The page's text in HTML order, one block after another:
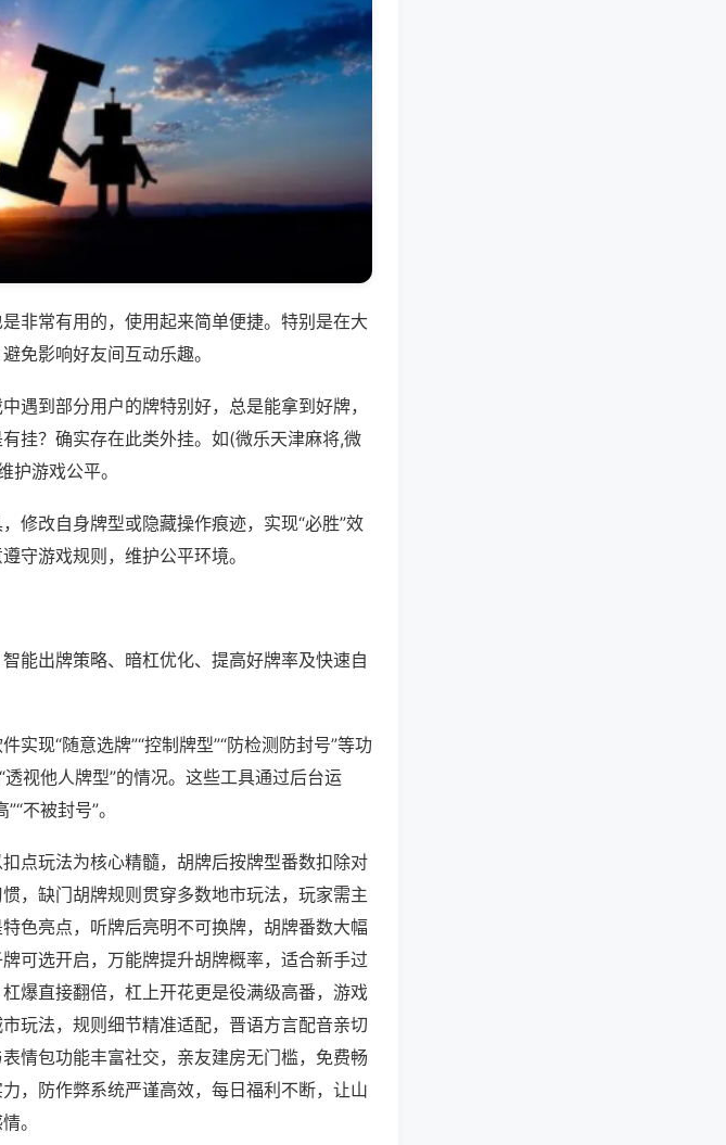
非常有用的，使用起来简单便捷。特别是在大
免影响好友间互动乐趣。
遇到部分用户的牌特别好，总是能拿到好牌，
挂？确实存在此类外挂。如(微乐天津麻将,微
游戏公平。
修改自身牌型或隐藏操作痕迹，实现“必胜”效
守游戏规则，维护公平环境。
能出牌策略、暗杠优化、提高好牌率及快速自
现“随意选牌”“控制牌型”“防检测防封号”等功
视他人牌型”的情况。这些工具通过后台运
不被封号”。
点玩法为核心精髓，胡牌后按牌型番数扣除对
，缺门胡牌规则贯穿多数地市玩法，玩家需主
色亮点，听牌后亮明不可换牌，胡牌番数大幅
可选开启，万能牌提升胡牌概率，适合新手过
爆直接翻倍，杠上开花更是役满级高番，游戏
玩法，规则细节精准适配，晋语方言配音亲切
情包功能丰富社交，亲友建房无门槛，免费畅
，防作弊系统严谨高效，每日福利不断，让山
。